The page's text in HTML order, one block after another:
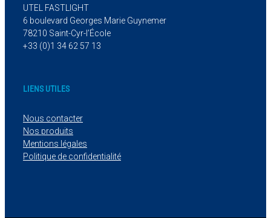
UTEL FASTLIGHT
6 boulevard Georges Marie Guynemer
78210 Saint-Cyr-l’École
+33 (0)1 34 62 57 13
LIENS UTILES
Nous contacter
Nos produits
Mentions légales
Politique de confidentialité